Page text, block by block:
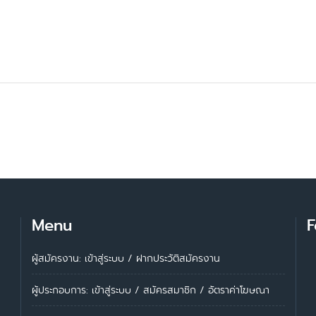
Menu
ผู้สมัครงาน: เข้าสู่ระบบ / ฝากประวัติสมัครงาน
ผู้ประกอบการ: เข้าสู่ระบบ / สมัครสมาชิก / อัตราค่าโฆษณา